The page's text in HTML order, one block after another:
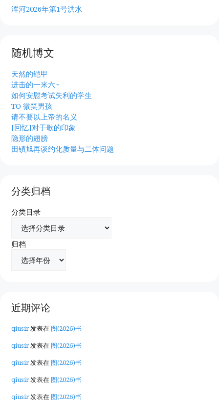
浑河2026年第1号洪水
随机博文
天然的铠甲
进击的一米六~
如何安慰考试失利的学生
TO 微笑男孩
请不要以上帝的名义
[回忆]对于歌的印象
隐形的翅膀
田镇旭再谈约化质量与二体问题
分类归档
分类目录
归档
近期评论
qiusir发表在 图(2026)书
qiusir发表在 图(2026)书
qiusir发表在 图(2026)书
qiusir发表在 图(2026)书
qiusir发表在 图(2026)书